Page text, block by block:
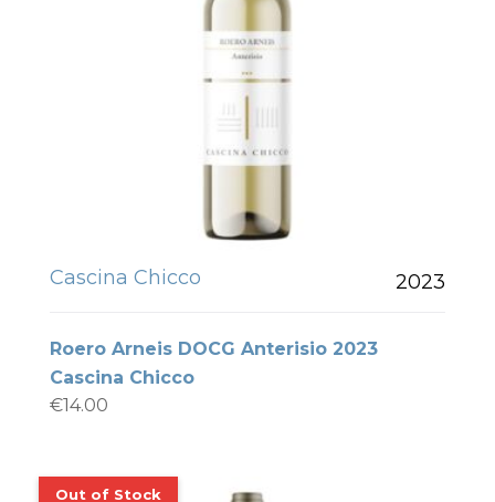
Cascina Chicco 2023
Roero Arneis DOCG Anterisio 2023
Cascina Chicco
€14.00